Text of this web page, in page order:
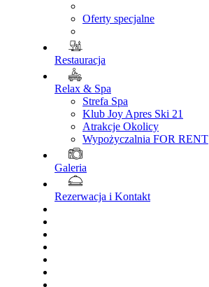
Oferty specjalne
Restauracja
Relax & Spa
Strefa Spa
Klub Joy Apres Ski 21
Atrakcje Okolicy
Wypożyczalnia FOR RENT
Galeria
Rezerwacja i Kontakt